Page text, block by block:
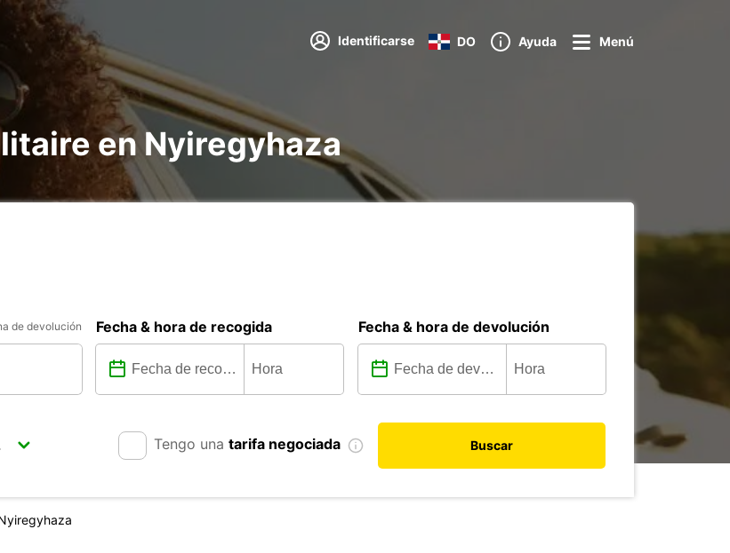
Identificarse DO Ayuda Menú
en Nyiregyhaza
de devolución Fecha & hora de recogida Fecha & hora de devolución
Tengo una tarifa negociada Buscar